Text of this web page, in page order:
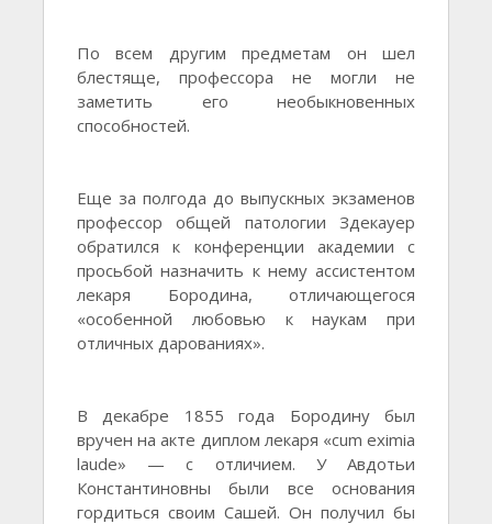
По всем другим предметам он шел
блестяще, профессора не могли не
заметить его необыкновенных
способностей.
Еще за полгода до выпускных экзаменов
профессор общей патологии Здекауер
обратился к конференции академии с
просьбой назначить к нему ассистентом
лекаря Бородина, отличающегося
«особенной любовью к наукам при
отличных дарованиях».
В декабре 1855 года Бородину был
вручен на акте диплом лекаря «cum eximia
laude» — с отличием. У Авдотьи
Константиновны были все основания
гордиться своим Сашей. Он получил бы